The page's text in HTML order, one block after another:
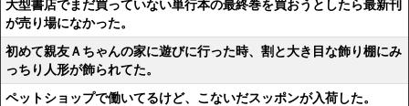
大型書店でまだ買っていない単行本の最終巻を買おうとしたら最新刊
が売り場になかった。
初めて親友Ａちゃんの家に遊びに行った時、割と大き目な飾り棚にみ
っちり人形が飾られてた。
ペットショップで働いてるけど、こないだスッポンが入荷した。